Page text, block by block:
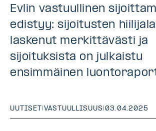
Evlin vastuullinen
edistyy: sijoitusten
laskenut merkittävästi ja
sijoituksista on julkaistu
ensimmäinen
UUTISET |VASTUULLISUUS |03.04.2025